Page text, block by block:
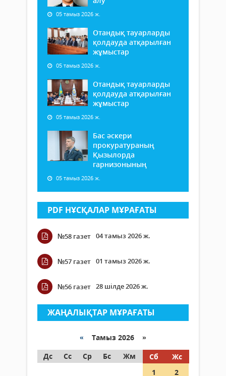
05 тамыз 2026 ж.
Отандық тауарларды
қолдауда атқарылған
жұмыстар
05 тамыз 2026 ж.
Отандық тауарларды
қолдауда атқарылған
жұмыстар
05 тамыз 2026 ж.
Бас әскери
прокуратураның
Қызылорда
гарнизонының
05 тамыз 2026 ж.
PDF НҰСҚАЛАР МҰРАҒАТЫ
№58 газет 04 тамыз 2026 ж.
№57 газет 01 тамыз 2026 ж.
№56 газет 28 шілде 2026 ж.
ЖАҢАЛЫҚТАР МҰРАҒАТЫ
« Тамыз 2026 »
Дс
Сс Ср Бс Жм Сб
Жс
1
2